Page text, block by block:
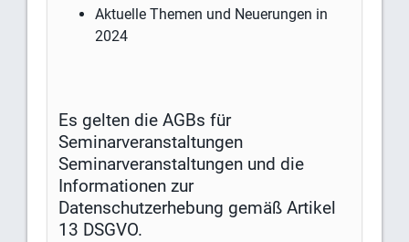
Aktuelle Themen und Neuerungen in
2024
Es gelten die AGBs für
Seminarveranstaltungen
Seminarveranstaltungen und die
Informationen zur
Datenschutzerhebung gemäß Artikel
13 DSGVO.